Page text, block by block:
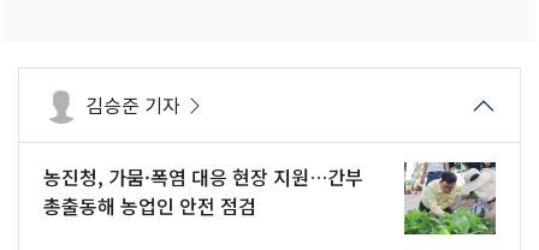
김승준 기자
농진청, 가뭄·폭염 대응 현장 지원…간부
총출동해 농업인 안전 점검